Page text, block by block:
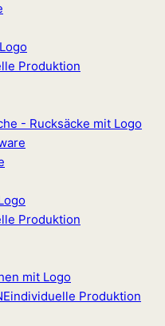
Produktion
Produktion
individuelle Produktion